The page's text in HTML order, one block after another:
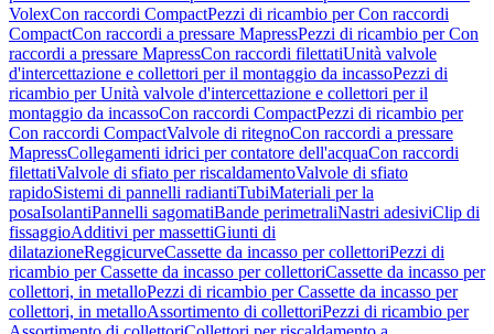
VolexCon raccordi CompactPezzi di ricambio per Con raccordi
CompactCon raccordi a pressare MapressPezzi di ricambio per Con
raccordi a pressare MapressCon raccordi filettatiUnità valvole
d'intercettazione e collettori per il montaggio da incassoPezzi di
ricambio per Unità valvole d'intercettazione e collettori per il
montaggio da incassoCon raccordi CompactPezzi di ricambio per
Con raccordi CompactValvole di ritegnoCon raccordi a pressare
MapressCollegamenti idrici per contatore dell'acquaCon raccordi
filettatiValvole di sfiato per riscaldamentoValvole di sfiato
rapidoSistemi di pannelli radiantiTubiMateriali per la
posaIsolantiPannelli sagomatiBande perimetraliNastri adesiviClip di
fissaggioAdditivi per massettiGiunti di
dilatazioneReggicurveCassette da incasso per collettoriPezzi di
ricambio per Cassette da incasso per collettoriCassette da incasso per
collettori, in metalloPezzi di ricambio per Cassette da incasso per
collettori, in metalloAssortimento di collettoriPezzi di ricambio per